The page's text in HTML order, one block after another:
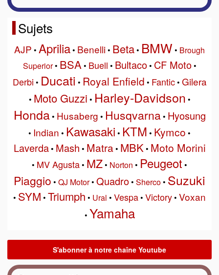
Sujets
AJP • Aprilia• Benelli• Beta• BMW • Brough
Superior• BSA• Buell • Bultaco• CF Moto•
Derbi • Ducati • Royal Enfield • Fantic• Gilera
• Moto Guzzi • Harley-Davidson •
Honda• Husaberg • Husqvarna• Hyosung
• Indian • Kawasaki • KTM • Kymco •
Laverda• Mash • Matra• MBK• Moto Morini
• MV Agusta• MZ• Norton • Peugeot •
Piaggio • QJ Motor• Quadro• Sherco• Suzuki
• SYM • Triumph • Ural • Vespa• Victory• Voxan
• Yamaha